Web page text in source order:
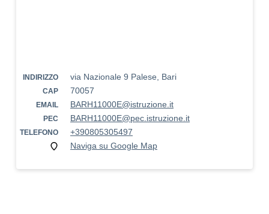
INDIRIZZO via Nazionale 9 Palese, Bari
CAP 70057
EMAIL BARH11000E@istruzione.it
PEC BARH11000E@pec.istruzione.it
TELEFONO
+390805305497
Naviga su Google Map